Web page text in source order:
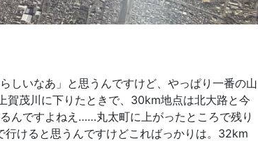
しいなあ」と思うんですけど、やっぱり一番の山
茂川に下りたときで、30km地点は北大路と今
んですよねえ……丸太町に上がったところで残り
けると思うんですけどこればっかりは。32km